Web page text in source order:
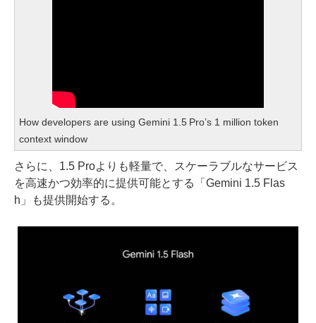
How developers are using Gemini 1.5 Pro’s 1 million token
context window
さらに、1.5 Proよりも軽量で、スケーラブルなサービス
を高速かつ効率的に提供可能とする「Gemini 1.5 Flas
h」も提供開始する。